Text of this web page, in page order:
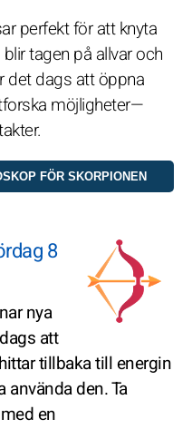
perfekt för att knyta
tagen på allvar och
det dags att öppna
möjligheter—
8
nya
att
tillbaka till energin
använda den. Ta
en